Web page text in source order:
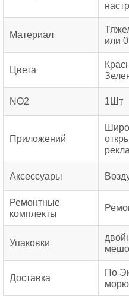
Материал
или
Цвета
NO2 1Шт
Приложений
Аксессуары
Ремонтные
комплекты
Упаковки
Доставка
По
морю